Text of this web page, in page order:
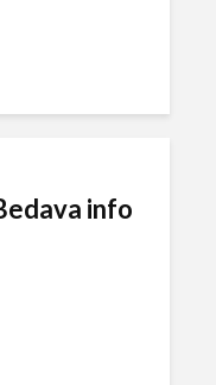
info